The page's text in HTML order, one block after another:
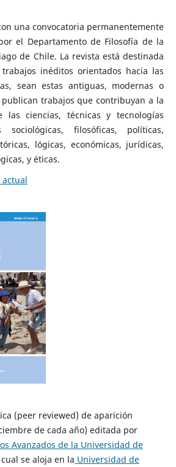
una convocatoria permanentemente
el Departamento de Filosofía de la
de Chile. La revista está destinada
inéditos orientados hacia las
sean estas antiguas, modernas o
publican trabajos que contribuyan a la
las ciencias, técnicas y tecnologías
sociológicas, filosóficas, políticas,
lógicas, económicas, jurídicas,
y éticas.
(peer reviewed) de aparición
de cada año) editada por
Avanzados de la Universidad de
se aloja en la Universidad de